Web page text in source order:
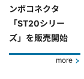
ンボコネクタ
「ST20シリー
ズ」を販売開始
more